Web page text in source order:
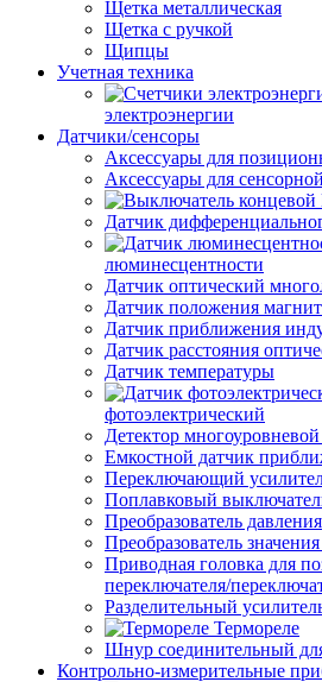
Щетка металлическая
Щетка с ручкой
Щипцы
Учетная техника
электроэнергии
Датчики/сенсоры
Аксессуары для
Аксессуары для
Датчик
люминесцентности
Датчик оптический
Датчик положения
Датчик приближения
Датчик расстояния
Датчик температуры
фотоэлектрический
Детектор
Емкостной датчик
Переключающий
Поплавковый
Преобразователь давления
Преобразователь значения
Приводная головка для
переключателя/
Разделительный
Термореле
Шнур соединительный
Контрольно-измерительные